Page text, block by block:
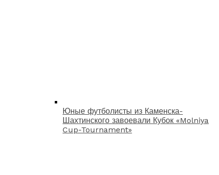
Юные футболисты из Каменска-
Шахтинского завоевали Кубок «Molniya
Cup-Tournament»